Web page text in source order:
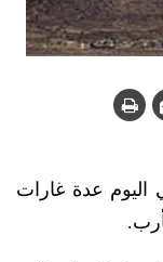
اليوم عدة غارات